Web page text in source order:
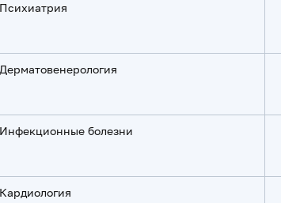
Психиатрия
Дерматовенерология
Инфекционные болезни
Кардиология